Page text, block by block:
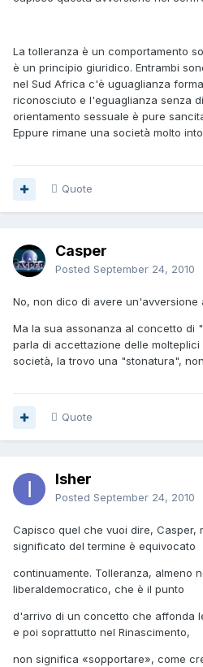
La tolleranza è un comportamento
è un principio giuridico. Entrambi
nel Sud Africa c'è uguaglianza
riconosciuto e l'eguaglianza senza
orientamento sessuale è pure
Eppure rimane una società molto
Quote
Casper
Posted September 24, 2010
No, non dico di avere un'avversione
Ma la sua assonanza al concetto di
parla di accettazione delle
società, la trovo una "stonatura",
Quote
Isher
Posted September 24, 2010
Capisco quel che vuoi dire, Casper,
significato del termine è equivocato
continuamente. Tolleranza, almeno
liberaldemocratico, che è il punto
d'arrivo di un concetto che affonda
e poi soprattutto nel Rinascimento,
non significa «sopportare», come